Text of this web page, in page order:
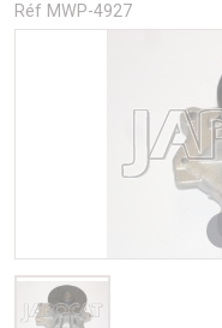
Réf MWP-4927